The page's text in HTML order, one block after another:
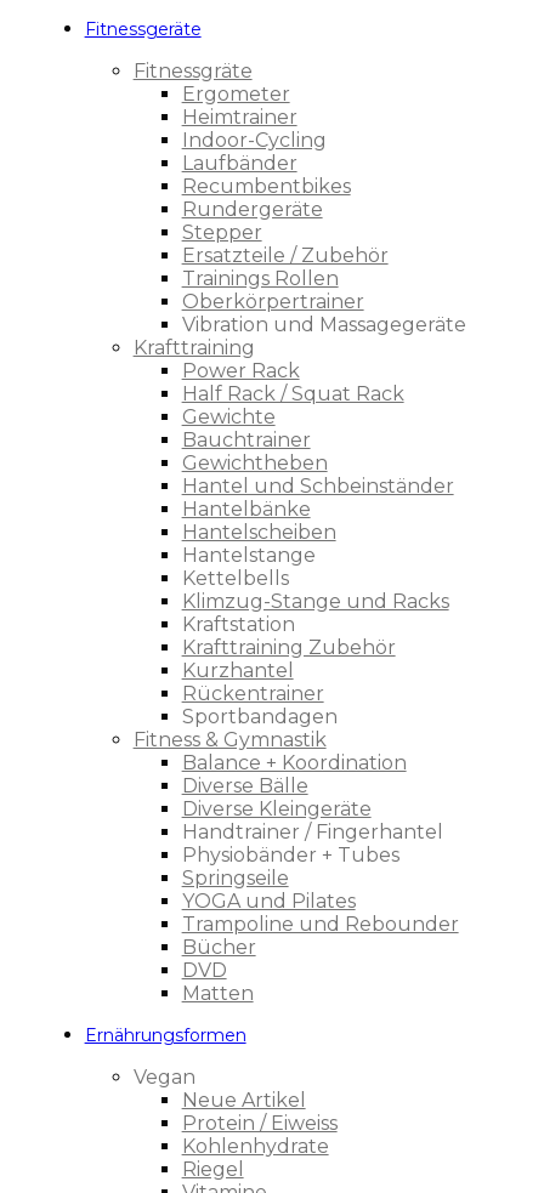
Fitnessgeräte
Fitnessgräte
Ergometer
Heimtrainer
Indoor-Cycling
Laufbänder
Recumbentbikes
Rundergeräte
Stepper
Ersatzteile / Zubehör
Trainings Rollen
Oberkörpertrainer
Vibration und Massagegeräte
Krafttraining
Power Rack
Half Rack / Squat Rack
Gewichte
Bauchtrainer
Gewichtheben
Hantel und Schbeinständer
Hantelbänke
Hantelscheiben
Hantelstange
Kettelbells
Klimzug-Stange und Racks
Kraftstation
Krafttraining Zubehör
Kurzhantel
Rückentrainer
Sportbandagen
Fitness & Gymnastik
Balance + Koordination
Diverse Bälle
Diverse Kleingeräte
Handtrainer / Fingerhantel
Physiobänder + Tubes
Springseile
YOGA und Pilates
Trampoline und Rebounder
Bücher
DVD
Matten
Ernährungsformen
Vegan
Neue Artikel
Protein / Eiweiss
Kohlenhydrate
Riegel